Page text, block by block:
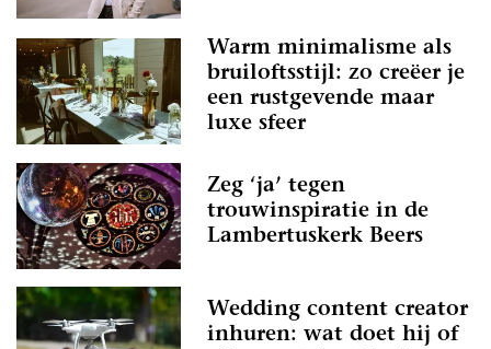
Warm minimalisme als
bruiloftsstijl: zo creëer je
een rustgevende maar
luxe sfeer
Zeg ‘ja’ tegen
trouwinspiratie in de
Lambertuskerk Beers
Wedding content creator
inhuren: wat doet hij of